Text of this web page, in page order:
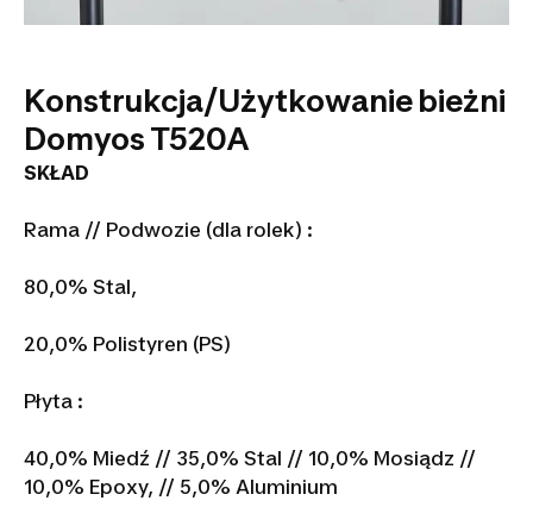
Konstrukcja/Użytkowanie bieżni
Domyos T520A
SKŁAD
Rama // Podwozie (dla rolek) :
80,0% Stal,
20,0% Polistyren (PS)
Płyta :
40,0% Miedź // 35,0% Stal // 10,0% Mosiądz //
10,0% Epoxy, // 5,0% Aluminium